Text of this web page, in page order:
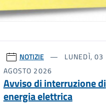
NOTIZIE
LUNEDÌ, 03
AGOSTO 2026
Avviso di interruzione di
energia elettrica